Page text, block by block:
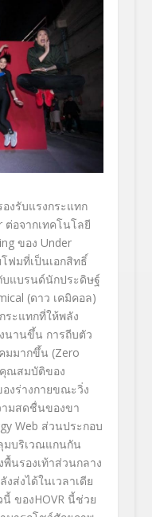
งรับแรงกระแทก
ต่อจากเทคโนโลยี
ของ Under
ฟมที่เป็นเอกสิทธิ์
บแบรนด์นักประดิษฐ์
(ดาว เคมิคอล)
ระแทกที่ให้พลัง
นานขึ้น การถีบตัว
มมากขึ้น (Zero
คุณสมบัติของ
งร่างกายขณะวิ่ง
มสดชื่นของขา
Web ส่วนประกอบ
มบริเวณแกนกัน
พื้นรองเท้าส่วนกลาง
ส่งได้ในเวลาเดีย
นี้ ของHOVRนี้ช่วย